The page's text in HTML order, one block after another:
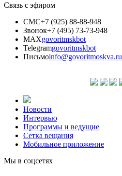
Связь с эфиром
СМС+7 (925) 88-88-948
Звонок+7 (495) 73-73-948
MAXgovoritmskbot
Telegramgovoritmskbot
Письмоinfo@govoritmoskva.ru
Новости
Интервью
Программы и ведущие
Сетка вещания
Мобильное приложение
Мы в соцсетях